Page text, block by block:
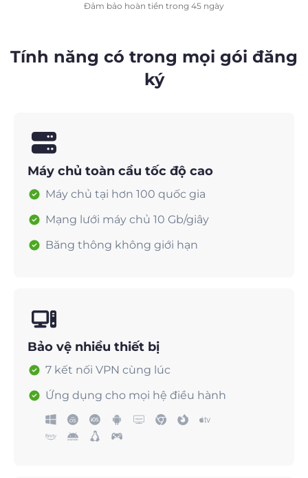
Đảm bảo hoàn tiền trong 45 ngày
Tính năng có trong mọi gói đăng
ký
Máy chủ toàn cầu tốc độ cao
Máy chủ tại hơn 100 quốc gia
Mạng lưới máy chủ 10 Gb/giây
Băng thông không giới hạn
Bảo vệ nhiều thiết bị
7 kết nối VPN cùng lúc
Ứng dụng cho mọi hệ điều hành